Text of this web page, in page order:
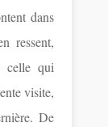
dans
ressent,
celle qui
visite,
De